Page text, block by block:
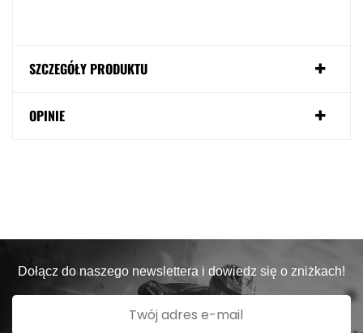
SZCZEGÓŁY PRODUKTU
OPINIE
Dołącz do naszego newslettera i dowiedz się o zniżkach!